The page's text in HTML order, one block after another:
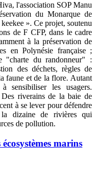
l'association SOP Manu
du Monarque de
». Ce projet, soutenu
de F CFP, dans le cadre
à la préservation de
en Polynésie française ;
"charte du randonneur" :
des déchets, règles de
faune et de la flore. Autant
sensibiliser les usagers.
riverains de la baie de
à se lever pour défendre
dizaine de rivières qui
de pollution.
marins